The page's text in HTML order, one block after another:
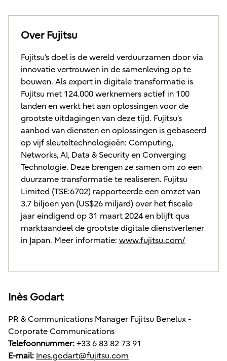
Over Fujitsu
Fujitsu’s doel is de wereld verduurzamen door via
innovatie vertrouwen in de samenleving op te
bouwen. Als expert in digitale transformatie is
Fujitsu met 124.000 werknemers actief in 100
landen en werkt het aan oplossingen voor de
grootste uitdagingen van deze tijd. Fujitsu’s
aanbod van diensten en oplossingen is gebaseerd
op vijf sleuteltechnologieën: Computing,
Networks, AI, Data & Security en Converging
Technologie. Deze brengen ze samen om zo een
duurzame transformatie te realiseren. Fujitsu
Limited (TSE:6702) rapporteerde een omzet van
3,7 biljoen yen (US$26 miljard) over het fiscale
jaar eindigend op 31 maart 2024 en blijft qua
marktaandeel de grootste digitale dienstverlener
in Japan. Meer informatie: www.fujitsu.com/
Inès Godart
PR & Communications Manager Fujitsu Benelux -
Corporate Communications
Telefoonnummer: +33 6 83 82 73 91
E-mail: Ines.godart@fujitsu.com